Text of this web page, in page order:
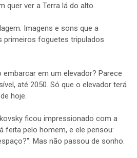
quer ver a Terra lá do alto.
Imagens e sons que a
primeiros foguetes tripulados
em um elevador? Parece
até 2050. Só que o elevador terá
hoje.
ficou impressionado com a
feita pelo homem, e ele pensou:
Mas não passou de sonho.